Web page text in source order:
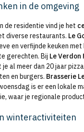
in de omgeving
de residentie vind je het
diverse restaurants. Le
en verfijnde keuken
gerechten. Bij Le Verdon
je al meer dan 20 jaar
en burgers. Brasserie
is er een lokale
waar je regionale
winteractiviteiten